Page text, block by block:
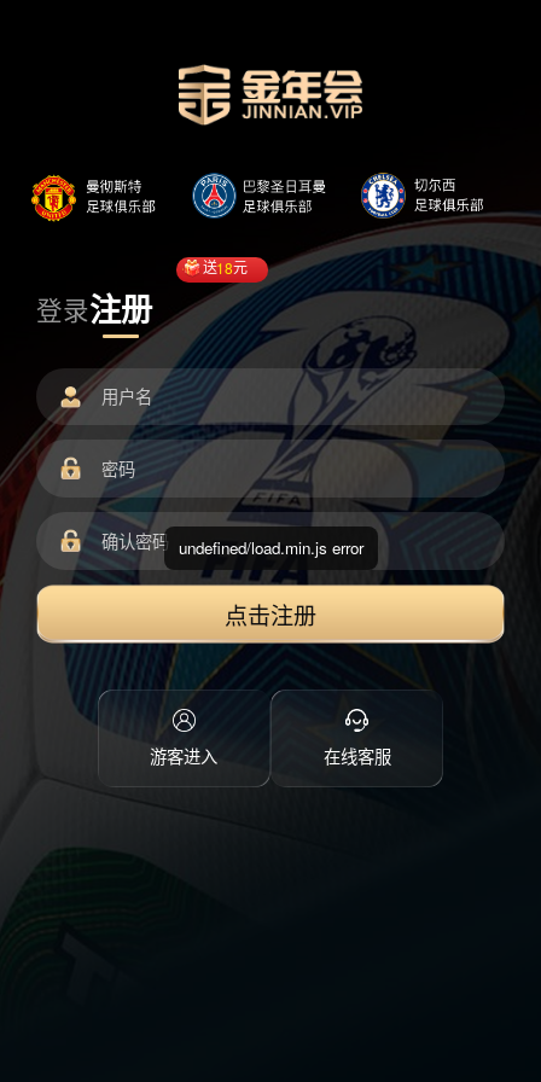
登录注册
送18元
点击注册
游客进入 在线客服
undefined/load.min.js error